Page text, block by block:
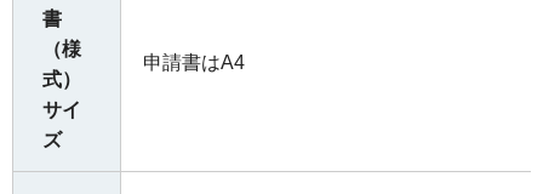
書
（様
式）
サイ
ズ
申請書はA4